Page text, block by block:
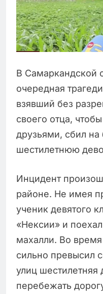
В Самаркандской
очередная
взявший без
своего отца,
друзьями, сбил
шестилетнюю
Инцидент
районе. Не имея
ученик девятого
«Нексии» и
махалли. Во
сильно превысил
улиц шестилетняя
перебежать